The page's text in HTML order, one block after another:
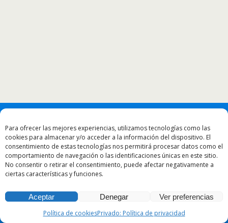
Para ofrecer las mejores experiencias, utilizamos tecnologías como las
cookies para almacenar y/o acceder a la información del dispositivo. El
consentimiento de estas tecnologías nos permitirá procesar datos como el
comportamiento de navegación o las identificaciones únicas en este sitio.
No consentir o retirar el consentimiento, puede afectar negativamente a
ciertas características y funciones.
Aceptar Denegar
Ver preferencias
Política de cookiesPrivado: Política de privacidad